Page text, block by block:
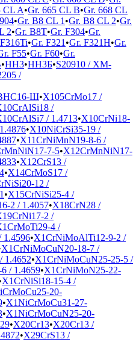
CL A•Gr. 665 CL B•Gr. 668 CL
•Gr. B8 CL 1•Gr. B8 CL 2•Gr.
2•Gr. B8T•Gr. F304•Gr.
•Gr. F321•Gr. F321H•Gr.
F55•Gr. F60•Gr.
•НН3•НН3Б•S20910 / XM-
/
Ш•X105CrMo17 /
/
/ 1.4713•X10CrNi18-
•X10NiCrSi35-19 /
•X11CrNiMnN19-8-6 /
7-5•X12CrMnNiN17-
•X12CrS13 /
•X14CrMoS17 /
12 /
•X15CrNiSi25-4 /
2 / 1.4057•X18CrN28 /
2 /
4 /
•X1CrNiMoAlTi12-9-2 /
X1CrNiMoCuN20-18-7 /
1.4652•X1CrNiMoCuN25-25-5 /
/ 1.4659•X1CrNiMoN25-22-
X1CrNiSi18-15-4 /
20-
•X1NiCrMoCu31-27-
•X1NiCrMoCuN25-20-
•X20Cr13•X20Cr13 /
•X29CrS13 /